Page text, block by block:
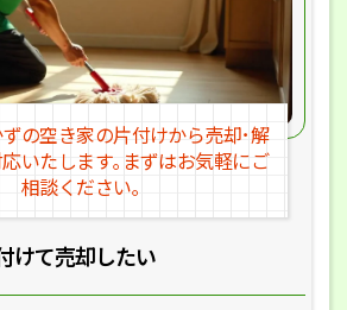
けて売却したい
の空き家の片付けから売却･解
いたします｡ まずはお気軽にご
相談ください｡